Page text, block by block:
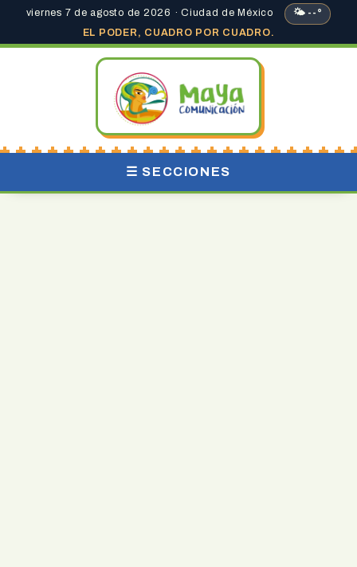
viernes 7 de agosto de 2026 · Ciudad de México
🌤 --°
EL PODER, CUADRO POR CUADRO.
☰ SECCIONES